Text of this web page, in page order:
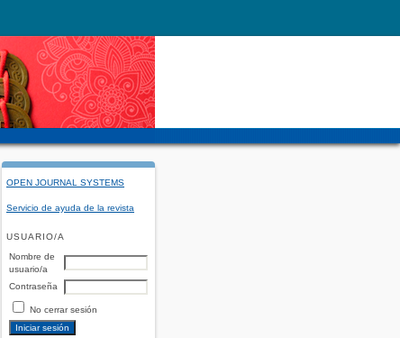
OPEN JOURNAL SYSTEMS
Servicio de ayuda de la revista
USUARIO/A
Nombre de
usuario/a
Contraseña
No cerrar sesión